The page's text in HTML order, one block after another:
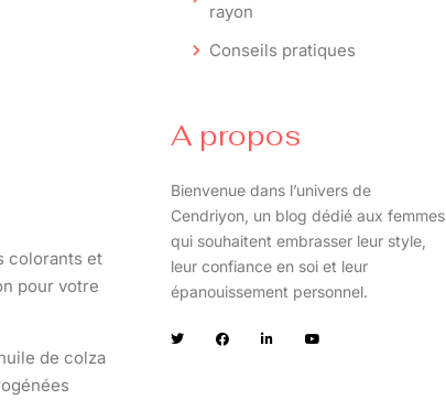
colorants et
pour votre
de colza
rayon
Conseils pratiques
A propos
Bienvenue dans l’univers de
Cendriyon, un blog dédié aux femmes
qui souhaitent embrasser leur style,
leur confiance en soi et leur
épanouissement personnel.